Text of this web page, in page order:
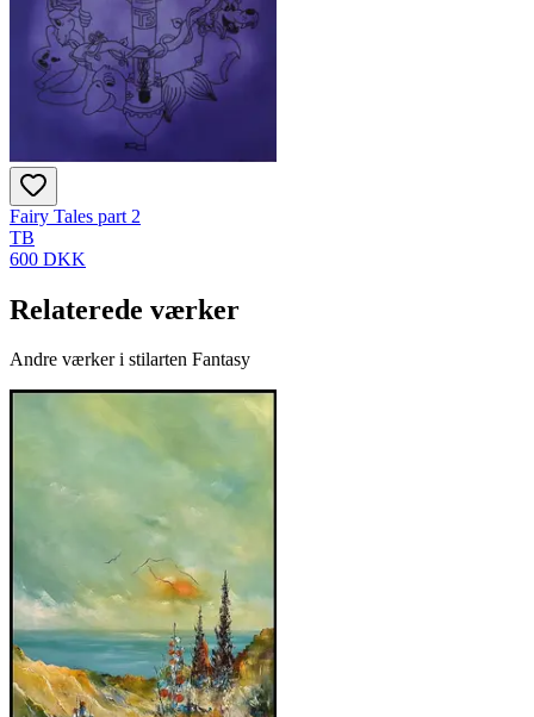
Fairy Tales part 2
TB
600 DKK
Relaterede værker
Andre værker i stilarten Fantasy